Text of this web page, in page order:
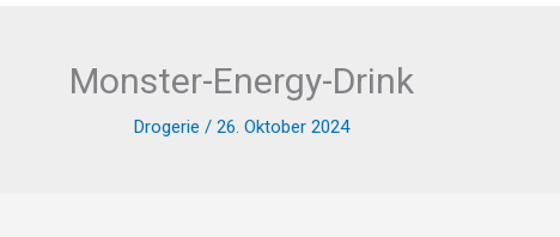
Monster-Energy-Drink
Drogerie / 26. Oktober 2024